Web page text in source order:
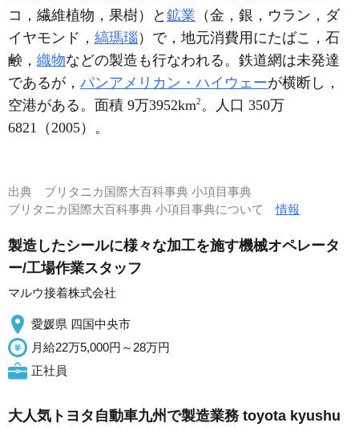
コ，繊維植物，果樹）と 鉱業 （金，銀，ウラン，ダ
イヤモンド， 縞瑪瑙 ）で，地元消費用にたばこ，石
鹸， 織物などの製造も行なわれる。鉄道網は未発達
であるが， パンアメリカン・ハイウェーが横断し，
空港がある。面積 9万3952km2。人口 350万
6821（2005）。
出典 ブリタニカ国際大百科事典 小項目事典
ブリタニカ国際大百科事典 小項目事典について情報
製造したシールに様々な加工を施す機械オペレータ
ー/工場作業スタッフ
マルウ接着株式会社
愛媛県 四国中央市
月給22万5,000円～28万円
正社員
大人気トヨタ自動車九州で製造業務 toyota kyushu